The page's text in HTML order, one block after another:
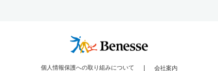
個人情報保護への取り組みについて 会社案内